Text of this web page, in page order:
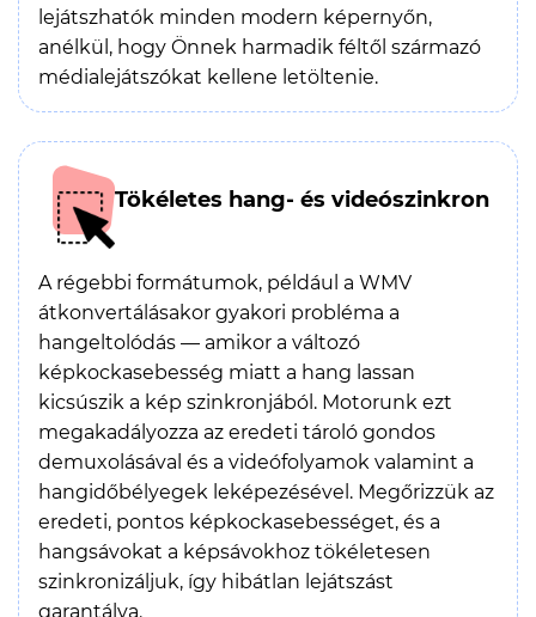
lejátszhatók minden modern képernyőn,
anélkül, hogy Önnek harmadik féltől származó
médialejátszókat kellene letöltenie.
Tökéletes hang- és videószinkron
A régebbi formátumok, például a WMV
átkonvertálásakor gyakori probléma a
hangeltolódás — amikor a változó
képkockasebesség miatt a hang lassan
kicsúszik a kép szinkronjából. Motorunk ezt
megakadályozza az eredeti tároló gondos
demuxolásával és a videófolyamok valamint a
hangidőbélyegek leképezésével. Megőrizzük az
eredeti, pontos képkockasebességet, és a
hangsávokat a képsávokhoz tökéletesen
szinkronizáljuk, így hibátlan lejátszást
garantálva.